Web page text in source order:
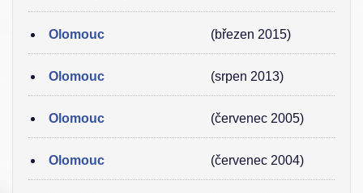
Olomouc (březen 2015)
Olomouc (srpen 2013)
Olomouc (červenec 2005)
Olomouc (červenec 2004)